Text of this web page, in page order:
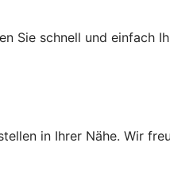
Sie schnell und einfach
in Ihrer Nähe. Wir